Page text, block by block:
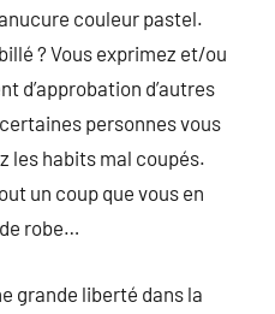
couleur pastel.
? Vous exprimez et/ou
d’approbation d’autres
personnes vous
les habits mal coupés.
un coup que vous en
robe…
grande liberté dans la